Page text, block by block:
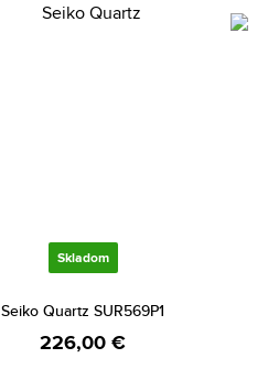
Skladom
Seiko Quartz SUR569P1
226,00 €